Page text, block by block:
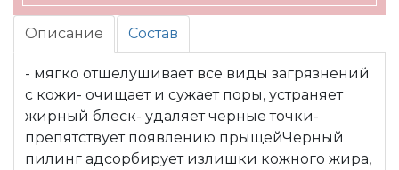
Описание Состав
- мягко отшелушивает все виды загрязнений
с кожи- очищает и сужает поры, устраняет
жирный блеск- удаляет черные точки-
препятствует появлению прыщейЧерный
пилинг адсорбирует излишки кожного жира,